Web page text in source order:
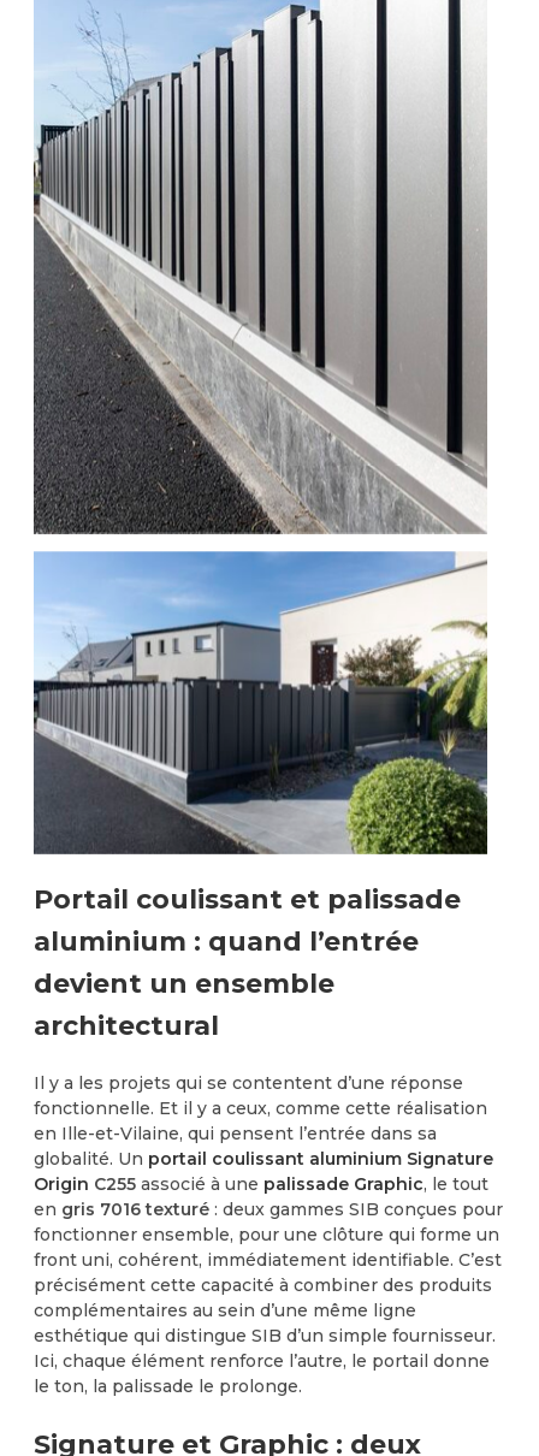
Portail coulissant et palissade
aluminium : quand l’entrée
devient un ensemble
architectural
Il y a les projets qui se contentent d’une réponse
fonctionnelle. Et il y a ceux, comme cette réalisation
en Ille-et-Vilaine, qui pensent l’entrée dans sa
globalité. Un portail coulissant aluminium Signature
Origin C255associé à une palissade Graphic, le tout
en gris 7016 texturé: deux gammes SIB conçues pour
fonctionner ensemble, pour une clôture qui forme un
front uni, cohérent, immédiatement identifiable. C’est
précisément cette capacité à combiner des produits
complémentaires au sein d’une même ligne
esthétique qui distingue SIB d’un simple fournisseur.
Ici, chaque élément renforce l’autre, le portail donne
le ton, la palissade le prolonge.
Signature et Graphic : deux